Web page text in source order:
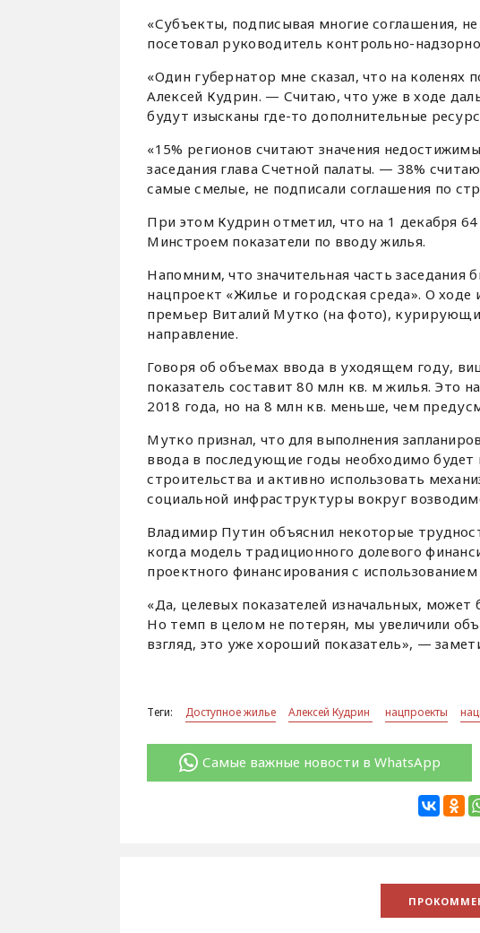
«Субъекты, подписывая многие соглашения,
посетовал руководитель контрольно-
«Один губернатор мне сказал, что на
Алексей Кудрин. — Считаю, что уже в ходе
будут изысканы где-то дополнительные
«15% регионов считают значения
заседания глава Счетной палаты. — 38%
самые смелые, не подписали соглашения по
При этом Кудрин отметил, что на 1 декабря
Минстроем показатели по вводу жилья.
Напомним, что значительная часть заседания
нацпроект «Жилье и городская среда». О
премьер Виталий Мутко (на фото),
направление.
Говоря об объемах ввода в уходящем году,
показатель составит 80 млн кв. м жилья. Это
2018 года, но на 8 млн кв. меньше, чем
Мутко признал, что для выполнения
ввода в последующие годы необходимо
строительства и активно использовать
социальной инфраструктуры вокруг
Владимир Путин объяснил некоторые
когда модель традиционного долевого
проектного финансирования с использованием
«Да, целевых показателей изначальных,
Но темп в целом не потерян, мы увеличили
взгляд, это уже хороший показатель», —
Теги: Доступное жилье Алексей Кудрин нацпроекты
Самые важные новости в WhatsApp